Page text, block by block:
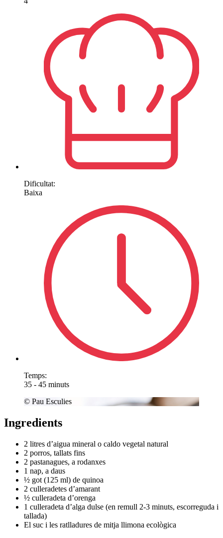
Dificultat:
Baixa
Temps:
35 - 45 minuts
© Pau Esculies
Ingredients
2 litres d’aigua mineral o caldo vegetal natural
2 porros, tallats fins
2 pastanagues, a rodanxes
1 nap, a daus
½ got (125 ml) de quinoa
2 culleradetes d’amarant
½ culleradeta d’orenga
1 culleradeta d’alga dulse (en remull 2-3 minuts, escorreguda i
tallada)
El suc i les ratlladures de mitja llimona ecològica